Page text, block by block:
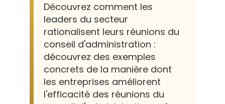
Découvrez comment les
leaders du secteur
rationalisent leurs réunions du
conseil d'administration :
découvrez des exemples
concrets de la manière dont
les entreprises améliorent
l'efficacité des réunions du